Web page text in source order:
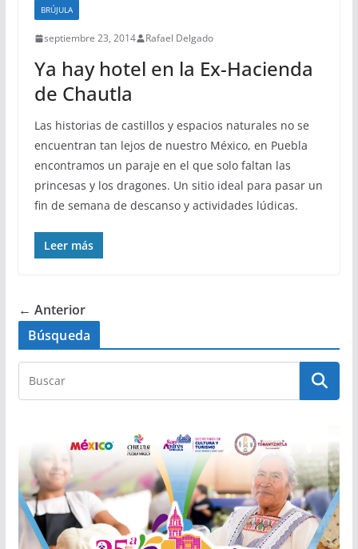
BRÚJULA
septiembre 23, 2014 Rafael Delgado
Ya hay hotel en la Ex-Hacienda
de Chautla
Las historias de castillos y espacios naturales no se
encuentran tan lejos de nuestro México, en Puebla
encontramos un paraje en el que solo faltan las
princesas y los dragones. Un sitio ideal para pasar un
fin de semana de descanso y actividades lúdicas.
Leer más
← Anterior
Búsqueda